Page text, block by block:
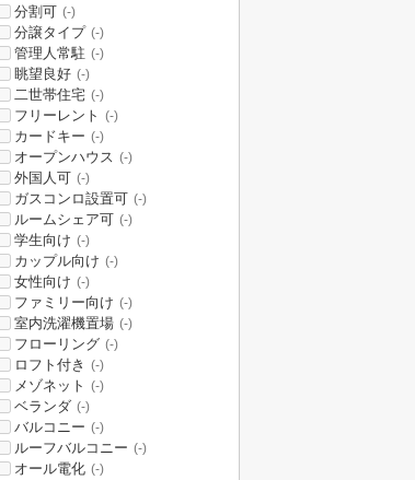
分割可 (-)
分譲タイプ (-)
管理人常駐 (-)
眺望良好 (-)
二世帯住宅 (-)
フリーレント (-)
カードキー (-)
オープンハウス (-)
外国人可 (-)
ガスコンロ設置可 (-)
ルームシェア可 (-)
学生向け (-)
カップル向け (-)
女性向け (-)
ファミリー向け (-)
室内洗濯機置場 (-)
フローリング (-)
ロフト付き (-)
メゾネット (-)
ベランダ (-)
バルコニー (-)
ルーフバルコニー (-)
オール電化 (-)